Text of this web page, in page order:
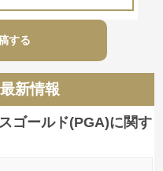
ド(PGA)
する
新情報
ゴールド(PGA)に関す